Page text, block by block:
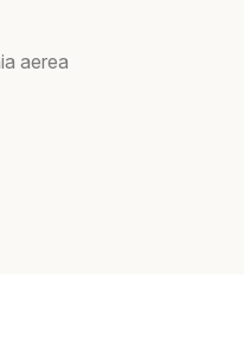
aerea